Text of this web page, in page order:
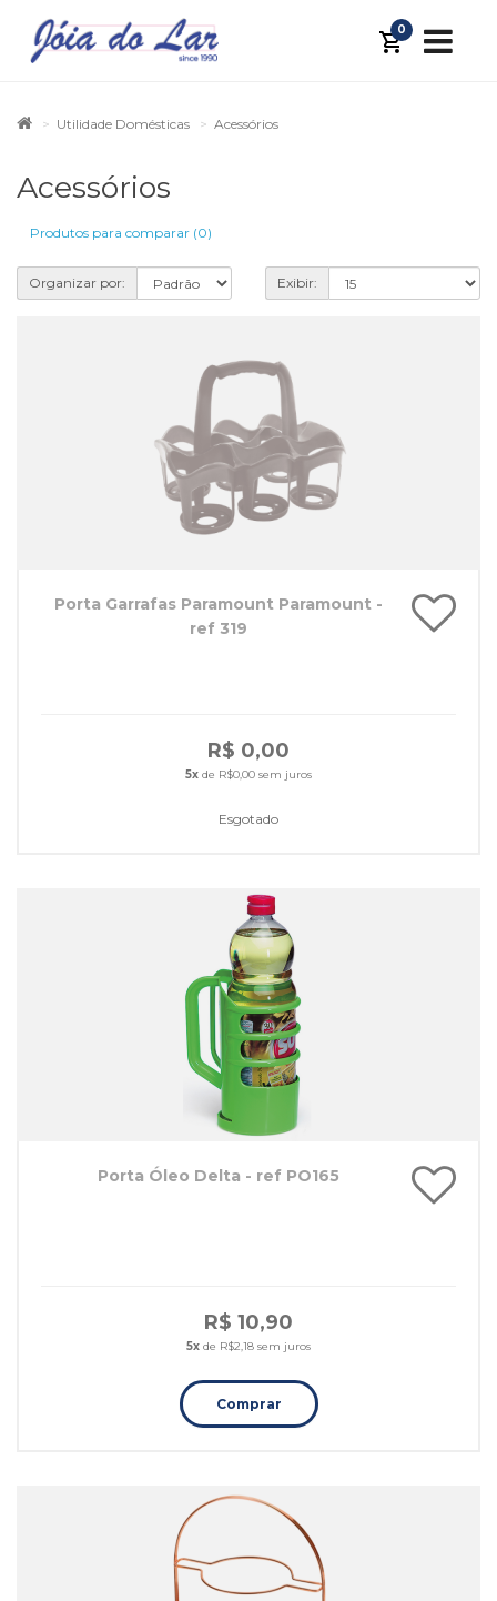
0
Utilidade Domésticas Acessórios
Acessórios
Produtos para comparar (0)
Organizar por: Exibir:
Porta Garrafas Paramount Paramount -
ref 319
R$ 0,00
5x de R$0,00 sem juros
Esgotado
Porta Óleo Delta - ref PO165
R$ 10,90
5x de R$2,18 sem juros
Comprar